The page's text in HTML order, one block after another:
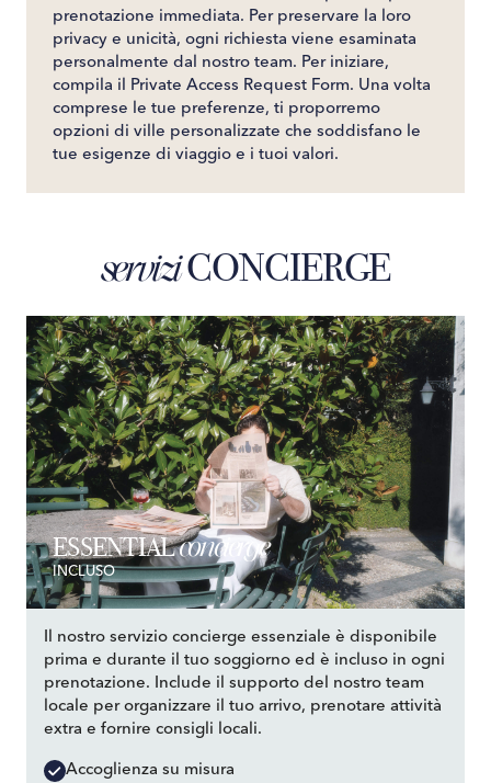
prenotazione immediata. Per preservare la loro
privacy e unicità, ogni richiesta viene esaminata
personalmente dal nostro team. Per iniziare,
compila il Private Access Request Form. Una volta
comprese le tue preferenze, ti proporremo
opzioni di ville personalizzate che soddisfano le
tue esigenze di viaggio e i tuoi valori.
serviziCONCIERGE
ESSENTIALconcierge
INCLUSO
Il nostro servizio concierge essenziale è disponibile
prima e durante il tuo soggiorno ed è incluso in ogni
prenotazione. Include il supporto del nostro team
locale per organizzare il tuo arrivo, prenotare attività
extra e fornire consigli locali.
Accoglienza su misura